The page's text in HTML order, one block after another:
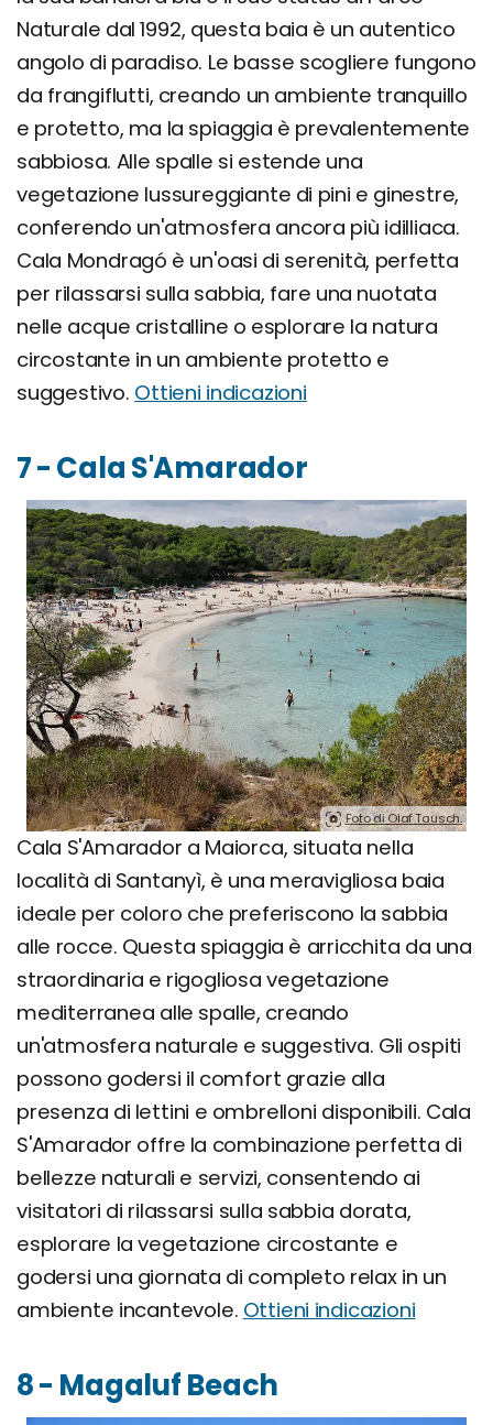
Naturale dal 1992, questa baia è un autentico
angolo di paradiso. Le basse scogliere fungono
da frangiflutti, creando un ambiente tranquillo
e protetto, ma la spiaggia è prevalentemente
sabbiosa. Alle spalle si estende una
vegetazione lussureggiante di pini e ginestre,
conferendo un'atmosfera ancora più idilliaca.
Cala Mondragó è un'oasi di serenità, perfetta
per rilassarsi sulla sabbia, fare una nuotata
nelle acque cristalline o esplorare la natura
circostante in un ambiente protetto e
suggestivo. Ottieni indicazioni
7 - Cala S'Amarador
Foto di Olaf Tausch.
Cala S'Amarador a Maiorca, situata nella
località di Santanyì, è una meravigliosa baia
ideale per coloro che preferiscono la sabbia
alle rocce. Questa spiaggia è arricchita da una
straordinaria e rigogliosa vegetazione
mediterranea alle spalle, creando
un'atmosfera naturale e suggestiva. Gli ospiti
possono godersi il comfort grazie alla
presenza di lettini e ombrelloni disponibili. Cala
S'Amarador offre la combinazione perfetta di
bellezze naturali e servizi, consentendo ai
visitatori di rilassarsi sulla sabbia dorata,
esplorare la vegetazione circostante e
godersi una giornata di completo relax in un
ambiente incantevole. Ottieni indicazioni
8 - Magaluf Beach